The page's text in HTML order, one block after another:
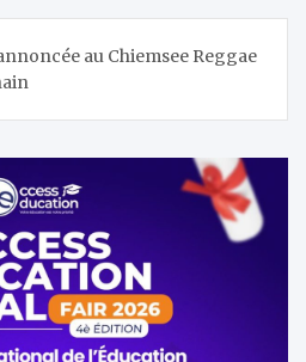
au Chiemsee Reggae